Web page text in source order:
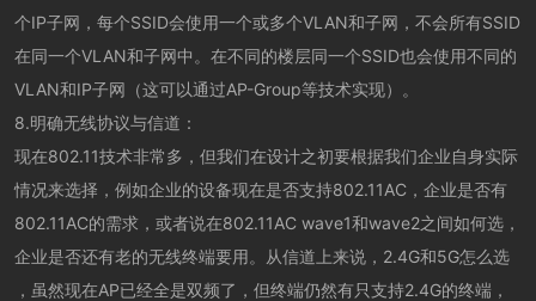
个IP子网，每个SSID会使用一个或多个VLAN和子网，不会所有SSID
在同一个VLAN和子网中。在不同的楼层同一个SSID也会使用不同的
VLAN和IP子网（这可以通过AP-Group等技术实现）。
8.明确无线协议与信道：
现在802.11技术非常多，但我们在设计之初要根据我们企业自身实际
情况来选择，例如企业的设备现在是否支持802.11AC，企业是否有
802.11AC的需求，或者说在802.11AC wave1和wave2之间如何选，
企业是否还有老的无线终端要用。从信道上来说，2.4G和5G怎么选
，虽然现在AP已经全是双频了，但终端仍然有只支持2.4G的终端，